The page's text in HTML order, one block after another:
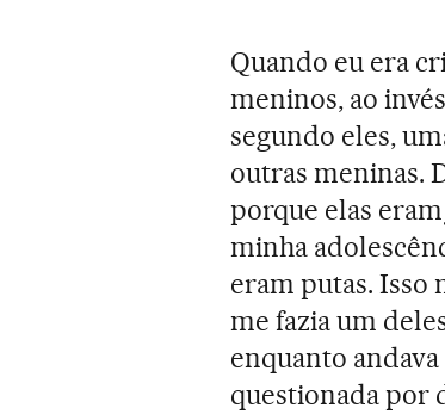
Quando eu era
meninos, ao
segundo eles,
outras meninas.
porque elas eram
minha
eram putas. Isso
me fazia um
enquanto
questionada por